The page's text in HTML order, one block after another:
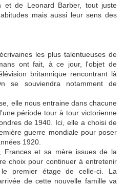
et de Leonard Barber, tout juste
mais aussi leur sens des
les plus talentueuses de
ont fait, à ce jour, l'objet de
britannique rencontrant là
se souviendra notamment de
elle nous entraine dans chacune
période tour à tour victorienne
de 1940. Ici, elle a choisi de
guerre mondiale pour poser
1920.
Frances et sa mère issues de la
choix pour continuer à entretenir
premier étage de celle-ci. La
de cette nouvelle famille va